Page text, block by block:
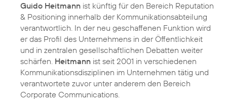
Guido Heitmann ist künftig für den Bereich Reputation
& Positioning innerhalb der Kommunikationsabteilung
verantwortlich. In der neu geschaffenen Funktion wird
er das Profil des Unternehmens in der Öffentlichkeit
und in zentralen gesellschaftlichen Debatten weiter
schärfen. Heitmann ist seit 2001 in verschiedenen
Kommunikationsdisziplinen im Unternehmen tätig und
verantwortete zuvor unter anderem den Bereich
Corporate Communications.